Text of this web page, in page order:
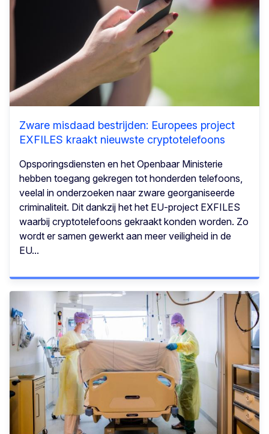
Zware misdaad bestrijden: Europees project
EXFILES kraakt nieuwste cryptotelefoons
Opsporingsdiensten en het Openbaar Ministerie
hebben toegang gekregen tot honderden telefoons,
veelal in onderzoeken naar zware georganiseerde
criminaliteit. Dit dankzij het het EU-project EXFILES
waarbij cryptotelefoons gekraakt konden worden. Zo
wordt er samen gewerkt aan meer veiligheid in de
EU...